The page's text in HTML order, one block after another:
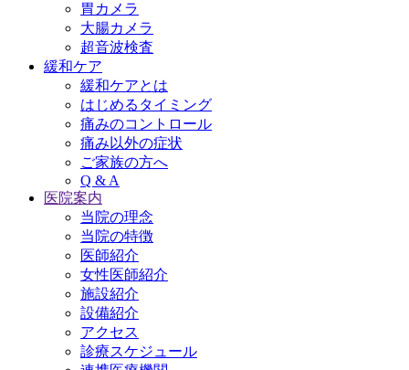
胃カメラ
大腸カメラ
超音波検査
緩和ケア
緩和ケアとは
はじめるタイミング
痛みのコントロール
痛み以外の症状
ご家族の方へ
Q & A
医院案内
当院の理念
当院の特徴
医師紹介
女性医師紹介
施設紹介
設備紹介
アクセス
診療スケジュール